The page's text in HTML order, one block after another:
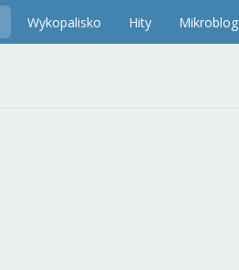
Wykopalisko Hity Mikroblog